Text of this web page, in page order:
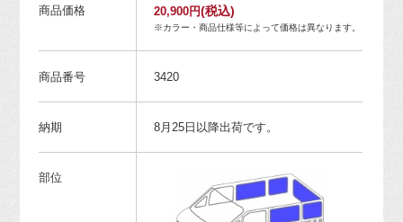
商品価格 20,900円(税込)
※カラー・商品仕様等によって価格は異なります。
商品番号 3420
納期 8月25日以降出荷です。
部位